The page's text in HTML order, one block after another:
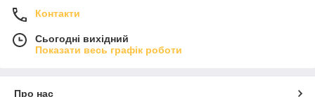
Контакти
Сьогодні вихідний
Показати весь графік роботи
Про нас